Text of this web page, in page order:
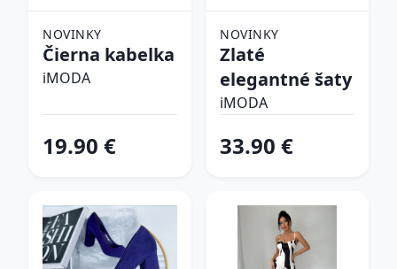
NOVINKY
Čierna kabelka
iMODA
19.90 €
NOVINKY
Zlaté
elegantné šaty
iMODA
33.90 €